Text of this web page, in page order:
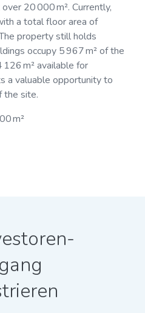
20 000 m². Currently,
a total floor area of
property still holds
occupy 5 967 m² of the
m² available for
a valuable opportunity to
the site.
m²